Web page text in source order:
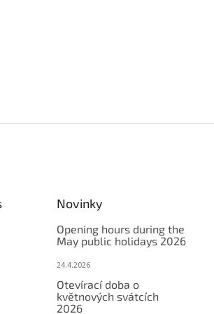
Novinky
Opening hours during the
May public holidays 2026
24.4.2026
Otevírací doba o
květnových svátcích
2026